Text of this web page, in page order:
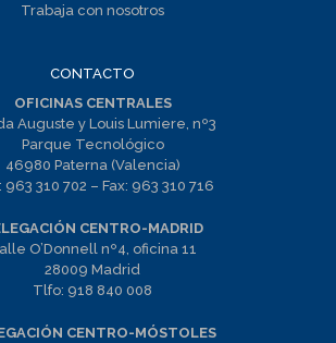
Trabaja con nosotros
CONTACTO
OFICINAS CENTRALES
Auguste y Louis Lumiere, nº3
Parque Tecnológico
46980 Paterna (Valencia)
963 310 702 – Fax: 963 310 716
CENTRO-MADRID
O’Donnell nº4, oficina 11
28009 Madrid
Tlfo: 918 840 008
CENTRO-MÓSTOLES